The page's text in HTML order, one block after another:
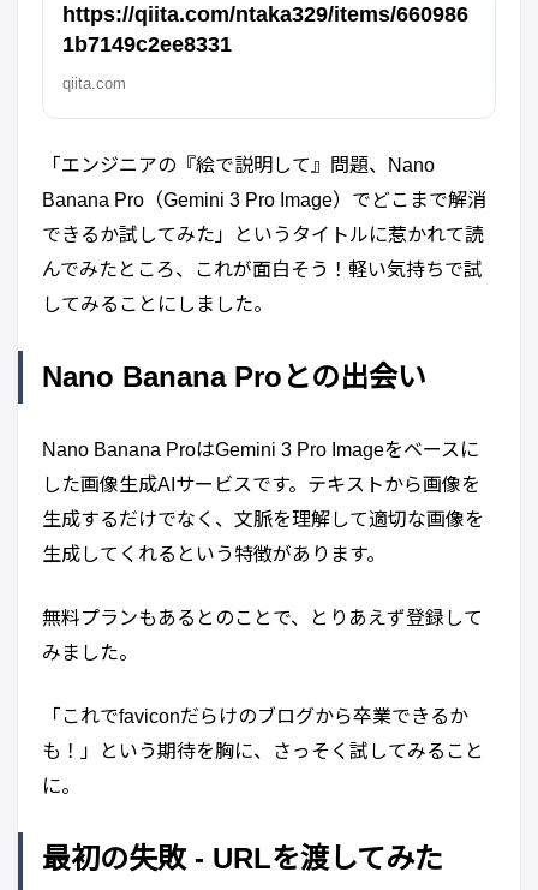
https://qiita.com/ntaka329/items/660986
1b7149c2ee8331
qiita.com
「エンジニアの『絵で説明して』問題、Nano
Banana Pro（Gemini 3 Pro Image）でどこまで解消
できるか試してみた」というタイトルに惹かれて読
んでみたところ、これが面白そう！軽い気持ちで試
してみることにしました。
Nano Banana Proとの出会い
Nano Banana ProはGemini 3 Pro Imageをベースに
した画像生成AIサービスです。テキストから画像を
生成するだけでなく、文脈を理解して適切な画像を
生成してくれるという特徴があります。
無料プランもあるとのことで、とりあえず登録して
みました。
「これでfaviconだらけのブログから卒業できるか
も！」という期待を胸に、さっそく試してみること
に。
最初の失敗 - URLを渡してみた